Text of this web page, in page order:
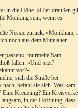
in die Höhe. »Hier draußen
Monking sein, wenn es
Nessie zurück.
noch aus dem Mittelalter
passen«, murmelte Sam
fallen. »Und jetzt?
vor?«
sich die Straße bei
nach, befahl sie sich. Was kam
Eine Kreuzung? Ein
in der Hoffnung, dass